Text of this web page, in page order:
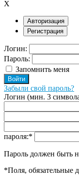
X
Авторизация
Регистрация
Логин:
Пароль:
Запомнить меня
Забыли свой пароль?
Логин (мин. 3
пароля:*
Пароль должен быть
*Поля, обязательные